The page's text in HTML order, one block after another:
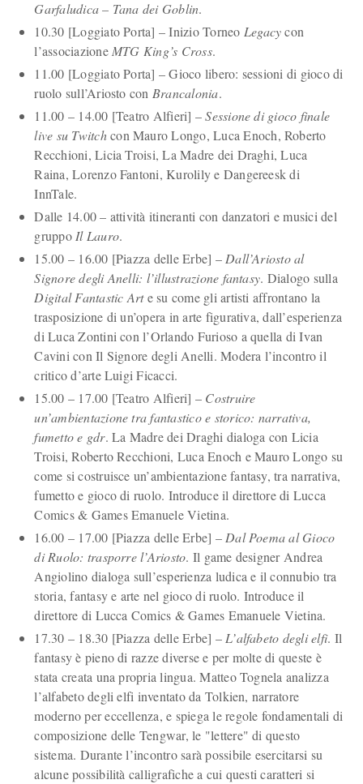
Garfaludica – Tana dei Goblin.
10.30 [Loggiato Porta] – Inizio Torneo Legacycon
l’associazione MTG King’s Cross.
11.00 [Loggiato Porta] – Gioco libero: sessioni di gioco di
ruolo sull’Ariosto con Brancalonia.
11.00 – 14.00 [Teatro Alfieri] –Sessione di gioco finale
live su Twitchcon Mauro Longo, Luca Enoch, Roberto
Recchioni, Licia Troisi, La Madre dei Draghi, Luca
Raina, Lorenzo Fantoni, Kurolily e Dangereesk di
InnTale.
Dalle 14.00 – attività itineranti con danzatori e musici del
gruppo Il Lauro.
15.00 – 16.00 [Piazza delle Erbe] – Dall’Ariosto al
Signore degli Anelli: l’illustrazione fantasy. Dialogo sulla
Digital Fantastic Arte su come gli artisti affrontano la
trasposizione di un’opera in arte figurativa, dall’esperienza
di Luca Zontini con l’Orlando Furioso a quella di Ivan
Cavini con Il Signore degli Anelli. Modera l’incontro il
critico d’arte Luigi Ficacci.
15.00 – 17.00 [Teatro Alfieri] – Costruire
un’ambientazione tra fantastico e storico: narrativa,
fumetto e gdr. La Madre dei Draghi dialoga con Licia
Troisi, Roberto Recchioni, Luca Enoch e Mauro Longo su
come si costruisce un’ambientazione fantasy, tra narrativa,
fumetto e gioco di ruolo. Introduce il direttore di Lucca
Comics & Games Emanuele Vietina.
16.00 – 17.00 [Piazza delle Erbe] – Dal Poema al Gioco
di Ruolo: trasporre l’Ariosto. Il game designer Andrea
Angiolino dialoga sull’esperienza ludica e il connubio tra
storia, fantasy e arte nel gioco di ruolo. Introduce il
direttore di Lucca Comics & Games Emanuele Vietina.
17.30 – 18.30 [Piazza delle Erbe] – L’alfabeto degli elfi. Il
fantasy è pieno di razze diverse e per molte di queste è
stata creata una propria lingua. Matteo Tognela analizza
l’alfabeto degli elfi inventato da Tolkien, narratore
moderno per eccellenza, e spiega le regole fondamentali di
composizione delle Tengwar, le "lettere" di questo
sistema. Durante l’incontro sarà possibile esercitarsi su
alcune possibilità calligrafiche a cui questi caratteri si